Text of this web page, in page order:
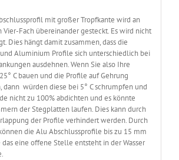
mit großer Tropfkante wird an
Vier-Fach übereinander gesteckt. Es wird nicht
Dies hängt damit zusammen, dass die
Aluminium Profile sich unterschiedlich bei
ausdehnen. Wenn Sie also Ihre
C bauen und die Profile auf Gehrung
dann würden diese bei 5° C schrumpfen und
nicht zu 100% abdichten und es könnte
der Stegplatten laufen. Dies kann durch
der Profile verhindert werden. Durch
die Alu Abschlussprofile bis zu 15 mm
eine offene Stelle entsteht in der Wasser